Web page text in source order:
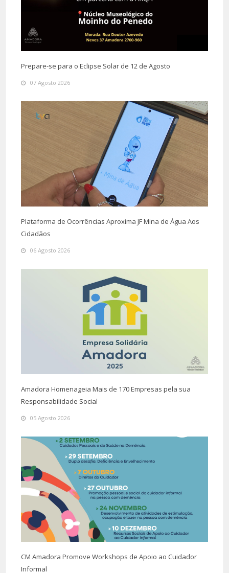
Prepare-se para o Eclipse Solar de 12 de Agosto
07 Agosto 2026
Plataforma de Ocorrências Aproxima JF Mina de Água Aos
Cidadãos
06 Agosto 2026
Amadora Homenageia Mais de 170 Empresas pela sua
Responsabilidade Social
05 Agosto 2026
CM Amadora Promove Workshops de Apoio ao Cuidador
Informal